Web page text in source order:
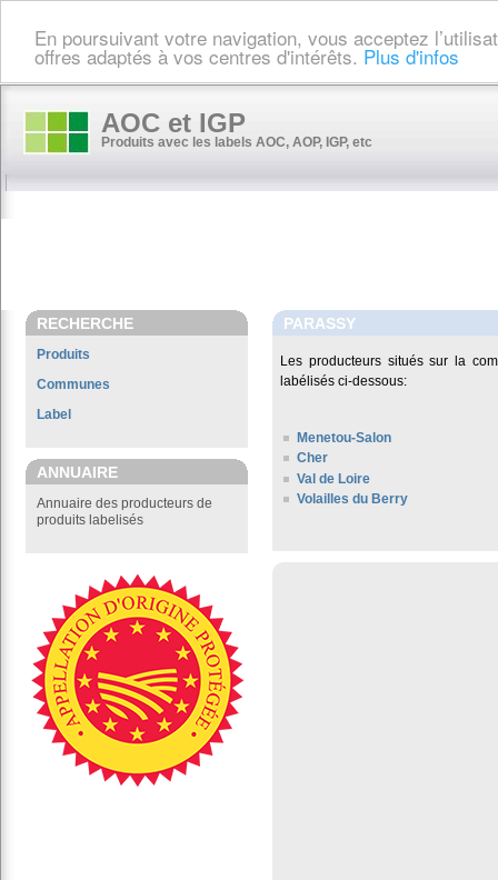
En poursuivant votre navigation, vous acceptez
offres adaptés à vos centres d'intérêts. Plus d'infos
AOC et IGP
Produits avec les labels AOC, AOP, IGP, etc
RECHERCHE
Produits
Communes
Label
ANNUAIRE
Annuaire des producteurs de
produits labelisés
PARASSY
Les producteurs situés sur la
labélisés ci-dessous:
Menetou-Salon
Cher
Val de Loire
Volailles du Berry